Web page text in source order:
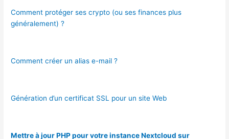
Comment protéger ses crypto (ou ses finances plus
généralement) ?
Comment créer un alias e-mail ?
Génération d’un certificat SSL pour un site Web
Mettre à jour PHP pour votre instance Nextcloud sur